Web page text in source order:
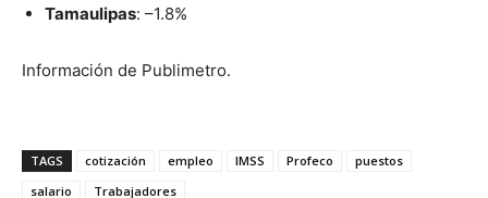
Tamaulipas: –1.8%
Información de Publimetro.
TAGS cotización empleo IMSS Profeco
puestos
salario
Trabajadores